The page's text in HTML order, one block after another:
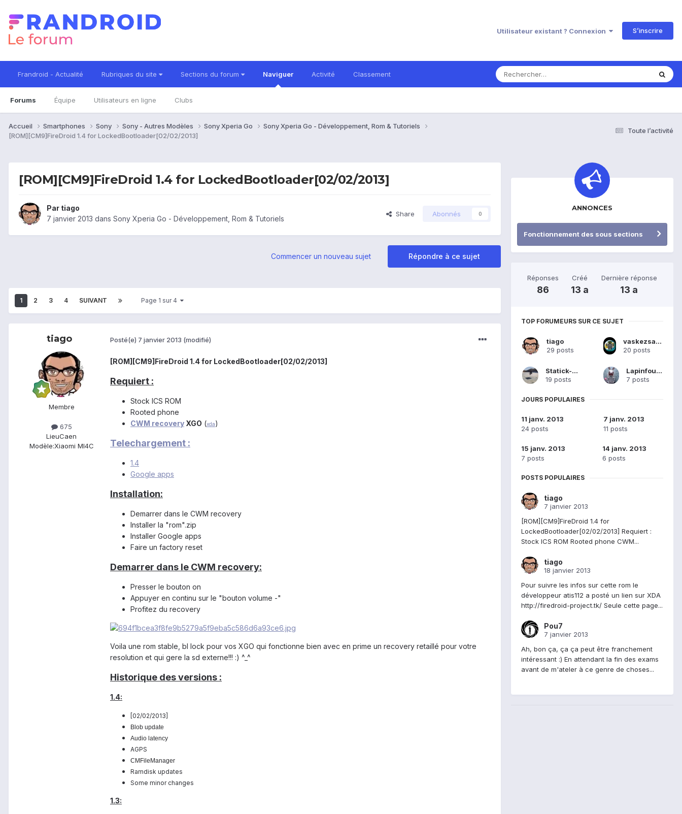
Utilisateur existant ? Connexion S’inscrire
Frandroid - Actualité Rubriques du site Sections du forum Naviguer
Forums Équipe Utilisateurs en ligne Clubs
Activité Classement
Toute l’activité
Accueil Smartphones Sony Sony - Autres Modèles Sony Xperia Go
Sony Xperia Go - Développement, Rom & Tutoriels
[ROM][CM9]FireDroid 1.4 for LockedBootloader[02/02/2013]
[ROM][CM9]FireDroid 1.4 for LockedBootloader[02/02/2013]
Par tiago
7 janvier 2013 dans Sony Xperia Go - Développement, Rom & Tutoriels
Share Abonnés 0
Répondre à ce sujet
Commencer un nouveau sujet
1 2 3 4 SUIVANT Page 1 sur 4
tiago
Membre
675
LieuCaen
Modèle:Xiaomi MI4C
Posté(e) 7 janvier 2013 (modifié)
[ROM][CM9]FireDroid 1.4 for LockedBootloader[02/02/2013]
Requiert :
Stock ICS ROM
Rooted phone
CWM recovery XGO (xda)
Telechargement :
1.4
Google apps
Installation:
Demarrer dans le CWM recovery
Installer la "rom".zip
Installer Google apps
Faire un factory reset
Demarrer dans le CWM recovery:
Presser le bouton on
Appuyer en continu sur le "bouton volume -"
Profitez du recovery
Voila une rom stable, bl lock pour vos XGO qui fonctionne bien avec en prime un recovery retaillé pour votre
resolution et qui gere la sd externe!!! :) ^_^
Historique des versions :
1.4:
[02/02/2013]
Blob update
Audio latency
AGPS
CMFileManager
Ramdisk updates
Some minor changes
1.3:
ANNONCES
Fonctionnement des sous sections
Réponses
86
Créé
13 a
Dernière réponse
13 a
TOP FORUMEURS SUR CE SUJET
tiago
29 posts
vaskezsanchez
20 posts
Statick-x18
19 posts
Lapinfourbe
7 posts
JOURS POPULAIRES
11 janv. 2013
24 posts
7 janv. 2013
11 posts
15 janv. 2013
7 posts
14 janv. 2013
6 posts
POSTS POPULAIRES
tiago
7 janvier 2013
[ROM][CM9]FireDroid 1.4 for
LockedBootloader[02/02/2013] Requiert :
Stock ICS ROM Rooted phone CWM...
tiago
18 janvier 2013
Pour suivre les infos sur cette rom le
développeur atis112 a posté un lien sur XDA
http://firedroid-project.tk/ Seule cette page...
Pou7
7 janvier 2013
Ah, bon ça, ça ça peut être franchement
intéressant :) En attendant la fin des exams
avant de m'ateler à ce genre de choses...